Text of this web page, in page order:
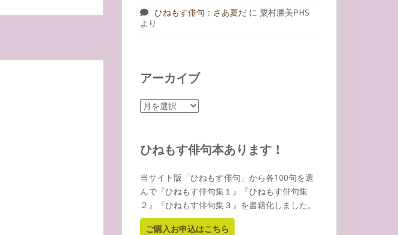
ひねもす俳句：さあ夏だ に 粟村勝美PHS
より
アーカイブ
ア
イ
ひねもす俳句本あります！
当サイト版「ひねもす俳句」から各100句を選
んで『ひねもす俳句集１』『ひねもす俳句集
２』『ひねもす俳句集３』を書籍化しました。
ご購入お申込はこちら